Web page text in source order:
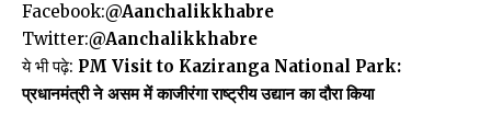
Facebook:@Aanchalikkhabre
Twitter:@Aanchalikkhabre
ये भी पढ़े: PM Visit to Kaziranga National Park:
प्रधानमंत्री ने असम में काजीरंगा राष्ट्रीय उद्यान का दौरा किया